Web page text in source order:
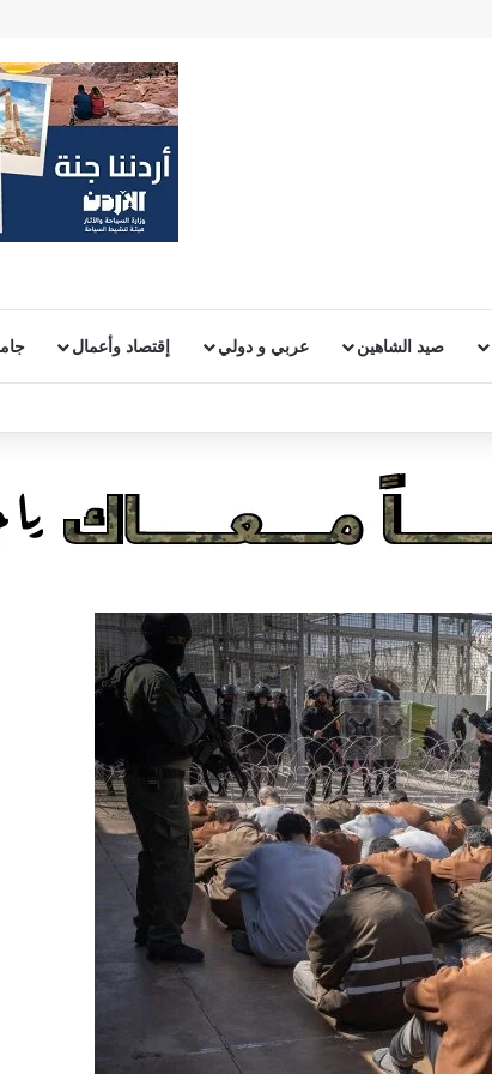
صيد الشاهين عربي و دولي إقتصاد وأعمال